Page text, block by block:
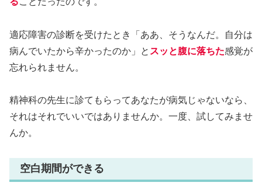
適応障害の診断を受けたとき「ああ、そうなんだ。自分は
病んでいたから辛かったのか」と スッと腹に落ちた感覚が
忘れられません。
精神科の先生に診てもらってあなたが病気じゃないなら、
それはそれでいいではありませんか。一度、試してみませ
んか。
空白期間ができる